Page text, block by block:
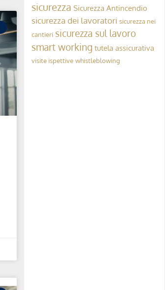
sicurezza Sicurezza Antincendio
sicurezza dei lavoratori sicurezza nei
cantieri sicurezza sul lavoro
smart working tutela assicurativa
visite ispettive whistleblowing